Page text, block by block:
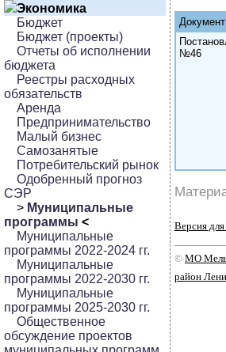
Экономика
Бюджет
Бюджет (проекты)
Отчеты об исполнении
бюджета
Реестры расходных
обязательств
Аренда
Предпринимательство
Малый бизнес
Самозанятые
Потребительский рынок
Одобренный прогноз
СЭР
> Муниципальные
программы <
Муниципальные
программы 2022-2024 гг.
Муниципальные
программы 2022-2030 гг.
Муниципальные
программы 2025-2030 гг.
Общественное
обсуждение проектов
Документ
№46
Версия
© МО
район